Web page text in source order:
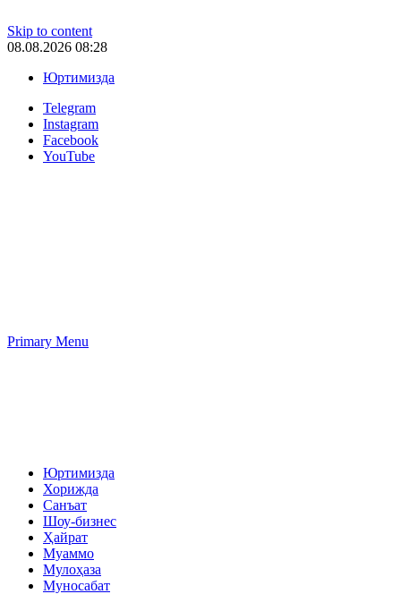
Skip to content
08.08.2026 08:28
Юртимизда
Telegram
Instagram
Facebook
YouTube
Primary Menu
Юртимизда
Хорижда
Санъат
Шоу-бизнес
Ҳайрат
Муаммо
Мулоҳаза
Муносабат